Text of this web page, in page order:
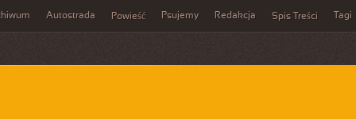
Autostrada Powieść Psujemy Redakcja Spis Treści Tagi